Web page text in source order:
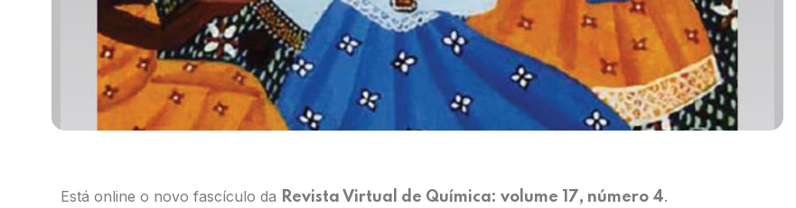
Está online o novo fascículo da Revista Virtual de Química: volume 17, número 4.